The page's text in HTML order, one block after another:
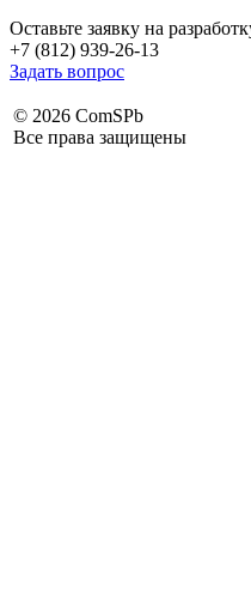
Оставьте заявку на
+7 (812) 939-26-13
Задать вопрос
© 2026 ComSPb
Все права защищены